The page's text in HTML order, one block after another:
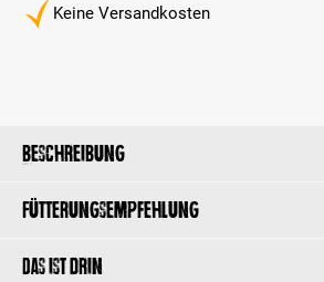
Keine Versandkosten
Beschreibung
Fütterungsempfehlung
Das ist drin